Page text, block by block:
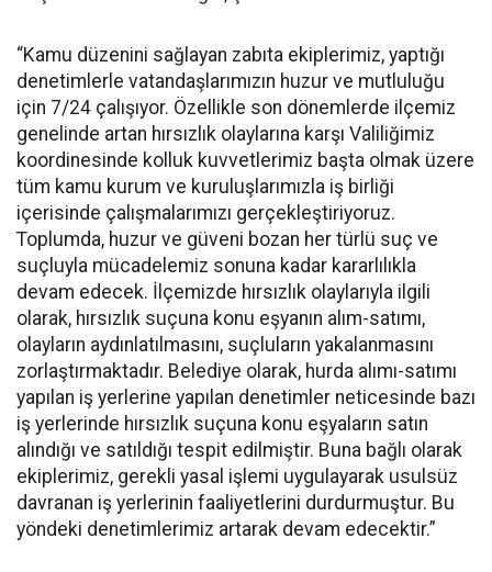
“Kamu düzenini sağlayan zabıta ekiplerimiz, yaptığı
denetimlerle vatandaşlarımızın huzur ve mutluluğu
için 7/24 çalışıyor. Özellikle son dönemlerde ilçemiz
genelinde artan hırsızlık olaylarına karşı Valiliğimiz
koordinesinde kolluk kuvvetlerimiz başta olmak üzere
tüm kamu kurum ve kuruluşlarımızla iş birliği
içerisinde çalışmalarımızı gerçekleştiriyoruz.
Toplumda, huzur ve güveni bozan her türlü suç ve
suçluyla mücadelemiz sonuna kadar kararlılıkla
devam edecek. İlçemizde hırsızlık olaylarıyla ilgili
olarak, hırsızlık suçuna konu eşyanın alım-satımı,
olayların aydınlatılmasını, suçluların yakalanmasını
zorlaştırmaktadır. Belediye olarak, hurda alımı-satımı
yapılan iş yerlerine yapılan denetimler neticesinde bazı
iş yerlerinde hırsızlık suçuna konu eşyaların satın
alındığı ve satıldığı tespit edilmiştir. Buna bağlı olarak
ekiplerimiz, gerekli yasal işlemi uygulayarak usulsüz
davranan iş yerlerinin faaliyetlerini durdurmuştur. Bu
yöndeki denetimlerimiz artarak devam edecektir.”